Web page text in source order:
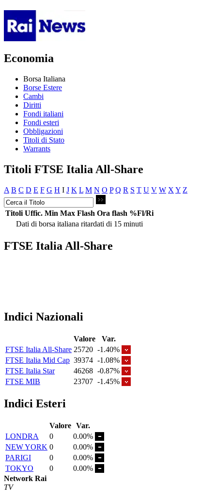
Economia
Borsa Italiana
Borse Estere
Cambi
Diritti
Fondi italiani
Fondi esteri
Obbligazioni
Titoli di Stato
Warrants
Titoli FTSE Italia All-Share
A B C D E F G H I J K L M N O P Q R S T U V W X Y Z
Titoli Uffic. Min Max Flash Ora flash %Fl/Ri
Dati di borsa italiana ritardati di 15 minuti
FTSE Italia All-Share
Indici Nazionali
Valore
Var.
FTSE Italia All-Share 25720 -1.40%
FTSE Italia Mid Cap 39374 -1.08%
FTSE Italia Star
46268 -0.87%
FTSE MIB
23707 -1.45%
Indici Esteri
Valore Var.
LONDRA
0
0.00%
NEW YORK 0
0.00%
PARIGI
0
0.00%
TOKYO
0
0.00%
Network Rai
TV